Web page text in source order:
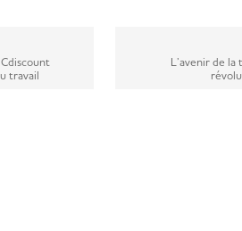
travail
L’avenir de la